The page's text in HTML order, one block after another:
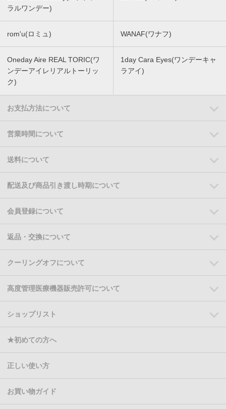
ラルワンデー)
rom'u(ロミュ) WANAF(ワナフ)
Oneday Aire REAL TORIC(ワ
ンデーアイレリアルトーリッ
ク)
1day Cara Eyes(ワンデーキャ
ラアイ)
お支払方法について
営業時間について
送料について
配送及び商品引き渡し時期について
会員登録について
返品・交換について
クーリングオフについて
高度管理医療機器販売許可について
ショップリスト
★初めての方へ
正しい使い方
お買い物ガイド